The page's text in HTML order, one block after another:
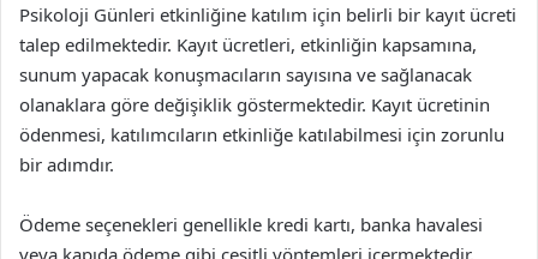
Psikoloji Günleri etkinliğine katılım için belirli bir kayıt ücreti
talep edilmektedir. Kayıt ücretleri, etkinliğin kapsamına,
sunum yapacak konuşmacıların sayısına ve sağlanacak
olanaklara göre değişiklik göstermektedir. Kayıt ücretinin
ödenmesi, katılımcıların etkinliğe katılabilmesi için zorunlu
bir adımdır.
Ödeme seçenekleri genellikle kredi kartı, banka havalesi
veya kapıda ödeme gibi çeşitli yöntemleri içermektedir.